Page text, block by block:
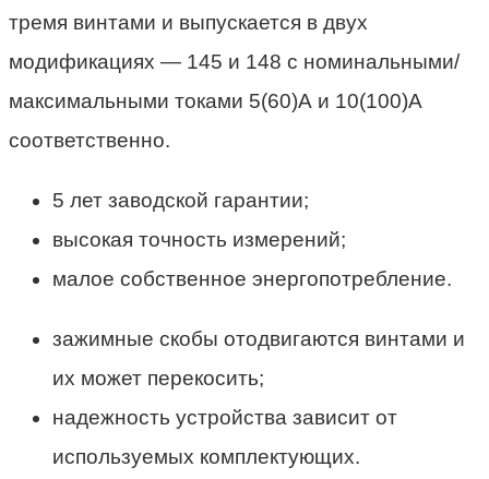
тремя винтами и выпускается в двух
модификациях — 145 и 148 с номинальными/
максимальными токами 5(60)А и 10(100)А
соответственно.
5 лет заводской гарантии;
высокая точность измерений;
малое собственное энергопотребление.
зажимные скобы отодвигаются винтами и
их может перекосить;
надежность устройства зависит от
используемых комплектующих.